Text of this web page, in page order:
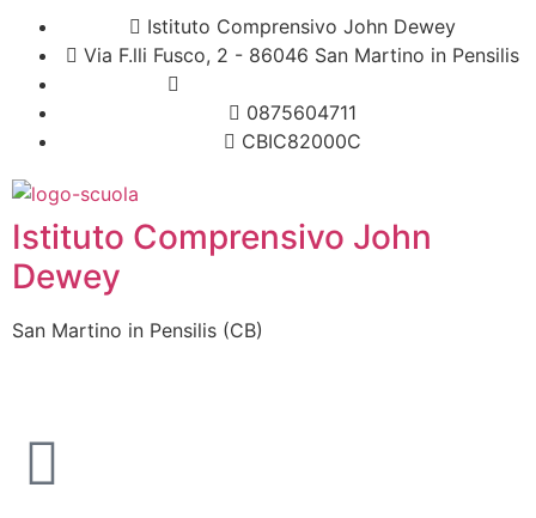
Istituto Comprensivo John Dewey
Via F.lli Fusco, 2 - 86046 San Martino in Pensilis
0875604711
CBIC82000C
Istituto Comprensivo John
Dewey
San Martino in Pensilis (CB)